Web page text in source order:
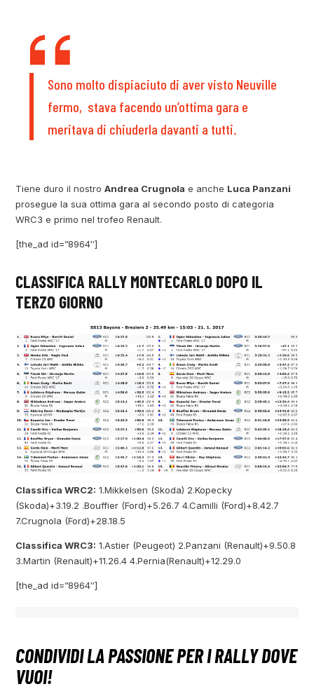
Sono molto dispiaciuto di aver visto Neuville
fermo, stava facendo un’ottima gara e
meritava di chiuderla davanti a tutti.
Tiene duro il nostroAndrea Crugnola e anche Luca Panzani
prosegue la sua ottima gara al secondo posto di categoria
WRC3 e primo nel trofeo Renault.
[the_ad id=”8964″]
CLASSIFICA RALLY MONTECARLO DOPO IL
TERZO GIORNO
Classifica WRC2: 1.Mikkelsen (Skoda) 2.Kopecky
(Skoda)+3.19.2 .Bouffier (Ford)+5.26.7 4.Camilli (Ford)+8.42.7
7.Crugnola (Ford)+28.18.5
Classifica WRC3: 1.Astier (Peugeot) 2.Panzani (Renault)+9.50.8
3.Martin (Renault)+11.26.4 4.Pernia(Renault)+12.29.0
[the_ad id=”8964″]